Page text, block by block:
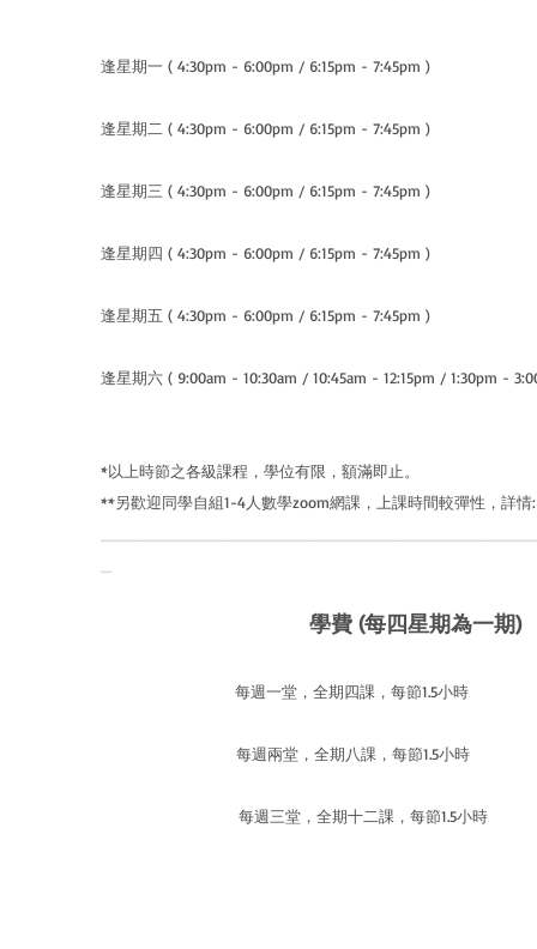
​逢星期一 ( 4:30pm - 6:00pm / 6:15pm - 7:45pm )
逢星期二 ( 4:30pm - 6:00pm / 6:15pm - 7:45pm )
逢星期三 ( 4:30pm - 6:00pm / 6:15pm - 7:45pm )
逢星期四 ( 4:30pm - 6:00pm / 6:15pm - 7:45pm )
逢星期五 ( 4:30pm - 6:00pm / 6:15pm - 7:45pm )
逢星期六 ( 9:00am - 10:30am / 10:45am - 12:15pm / 1:30pm -
​*以上時節之各級課程，學位有限，額滿即止。
**另歡迎同學自組1-4人數學zoom網課，上課時間較彈性，詳
學費 (每四星期為一期)
每週一堂，全期四課，每節1.5小時
每週兩堂，全期八課，每節1.5小時
每週三堂，全期十二課，每節1.5小時